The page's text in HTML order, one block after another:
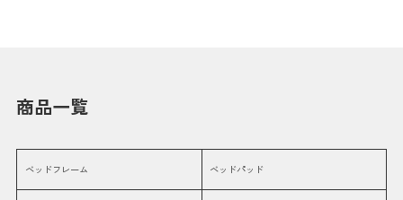
商品一覧
ベッドフレーム ベッドパッド